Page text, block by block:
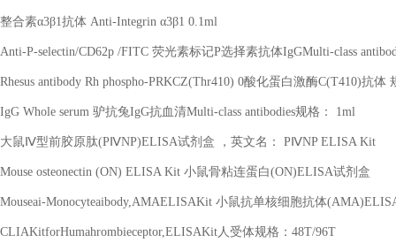
整合素α3β1抗体 Anti-Integrin α3β1 0.1ml
Anti-P-selectin/CD62p /FITC 荧光素标记P选择素抗体IgGMulti-class
Rhesus antibody Rh phospho-PRKCZ(Thr410) 0酸化蛋白激酶C(T410)抗体
IgG Whole serum 驴抗兔IgG抗血清Multi-class antibodies规格： 1ml
大鼠Ⅳ型前胶原肽(P ⅣNP)ELISA试剂盒 ，英文名： P ⅣNP ELISA Kit
Mouse osteonectin (ON) ELISA Kit 小鼠骨粘连蛋白(ON)ELISA试剂盒
Mouseai-Monocyteaibody,AMAELISAKit 小鼠抗单核细胞抗体
CLIAKitforHumahrombieceptor,ELISAKit人受体规格： 48T/96T